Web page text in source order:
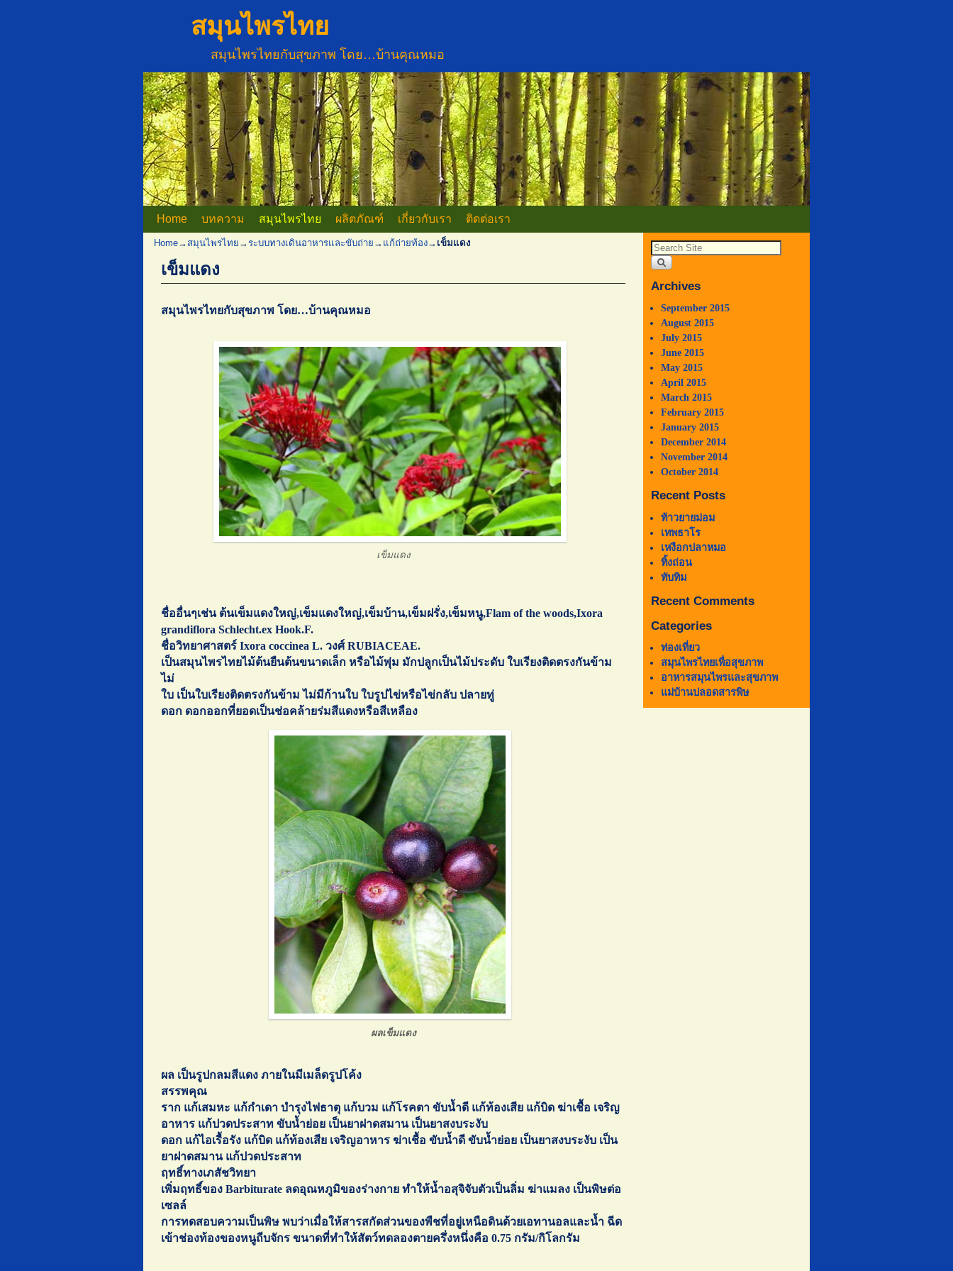
สมุนไพรไทย
สมุนไพรไทยกับสุขภาพ โดย…บ้านคุณหมอ
Skip to primary content
Skip to secondary content
Home บทความ สมุนไพรไทย ผลิตภัณฑ์ เกี่ยวกับเรา ติดต่อเรา
Home→ สมุนไพรไทย →ระบบทางเดินอาหารและขับถ่าย → แก้ถ่ายท้อง→ เข็มแดง
เข็มแดง
สมุนไพรไทยกับสุขภาพ โดย…บ้านคุณหมอ
เข็มแดง
ชื่ออื่นๆเช่น ต้นเข็มแดงใหญ่,เข็มแดงใหญ่,เข็มบ้าน,เข็มฝรั่ง,เข็มหนู,Flam of the woods,Ixora
grandiflora Schlecht.ex Hook.F.
ชื่อวิทยาศาสตร์ Ixora coccinea L. วงศ์ RUBIACEAE.
เป็นสมุนไพรไทยไม้ต้นยืนต้นขนาดเล็ก หรือไม้พุ่ม มักปลูกเป็นไม้ประดับ ใบเรียงติดตรงกันข้าม
ไม่
ใบ เป็นใบเรียงติดตรงกันข้าม ไม่มีก้านใบ ใบรูปไข่หรือไข่กลับ ปลายทู่
ดอก ดอกออกที่ยอดเป็นช่อคล้ายร่มสีแดงหรือสีเหลือง
ผลเข็มแดง
ผล เป็นรูปกลมสีแดง ภายในมีเมล็ดรูปโค้ง
สรรพคุณ
ราก แก้เสมหะ แก้กำเดา บำรุงไฟธาตุ แก้บวม แก้โรคตา ขับน้ำดี แก้ท้องเสีย แก้บิด ฆ่าเชื้อ เจริญ
อาหาร แก้ปวดประสาท ขับน้ำย่อย เป็นยาฝาดสมาน เป็นยาสงบระงับ
ดอก แก้ไอเรื้อรัง แก้บิด แก้ท้องเสีย เจริญอาหาร ฆ่าเชื้อ ขับน้ำดี ขับน้ำย่อย เป็นยาสงบระงับ เป็น
ยาฝาดสมาน แก้ปวดประสาท
ฤทธิ์ทางเภสัชวิทยา
เพิ่มฤทธิ์ของ Barbiturate ลดอุณหภูมิของร่างกาย ทำให้น้ำอสุจิจับตัวเป็นลิ่ม ฆ่าแมลง เป็นพิษต่อ
เซลล์
การทดสอบความเป็นพิษ พบว่าเมื่อให้สารสกัดส่วนของพืชที่อยู่เหนือดินด้วยเอทานอลและน้ำ ฉีด
เข้าช่องท้องของหนูถีบจักร ขนาดที่ทำให้สัตว์ทดลองตายครึ่งหนึ่งคือ 0.75 กรัม/กิโลกรัม
Archives
September 2015
August 2015
July 2015
June 2015
May 2015
April 2015
March 2015
February 2015
January 2015
December 2014
November 2014
October 2014
Recent Posts
ท้าวยายม่อม
เทพธาโร
เหงือกปลาหมอ
ทิ้งถ่อน
ทับทิม
Recent Comments
Categories
ท่องเที่ยว
สมุนไพรไทยเพื่อสุขภาพ
อาหารสมุนไพรและสุขภาพ
แม่บ้านปลอดสารพิษ